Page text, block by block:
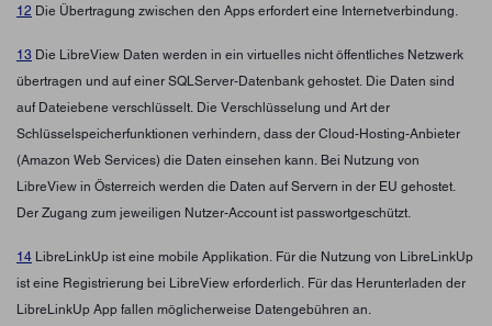
12 Die Übertragung zwischen den Apps erfordert eine Internetverbindung.
13 Die LibreView Daten werden in ein virtuelles nicht öffentliches Netzwerk
übertragen und auf einer SQLServer-Datenbank gehostet. Die Daten sind
auf Dateiebene verschlüsselt. Die Verschlüsselung und Art der
Schlüsselspeicherfunktionen verhindern, dass der Cloud-Hosting-Anbieter
(Amazon Web Services) die Daten einsehen kann. Bei Nutzung von
LibreView in Österreich werden die Daten auf Servern in der EU gehostet.
Der Zugang zum jeweiligen Nutzer-Account ist passwortgeschützt.
14 LibreLinkUp ist eine mobile Applikation. Für die Nutzung von LibreLinkUp
ist eine Registrierung bei LibreView erforderlich. Für das Herunterladen der
LibreLinkUp App fallen möglicherweise Datengebühren an.